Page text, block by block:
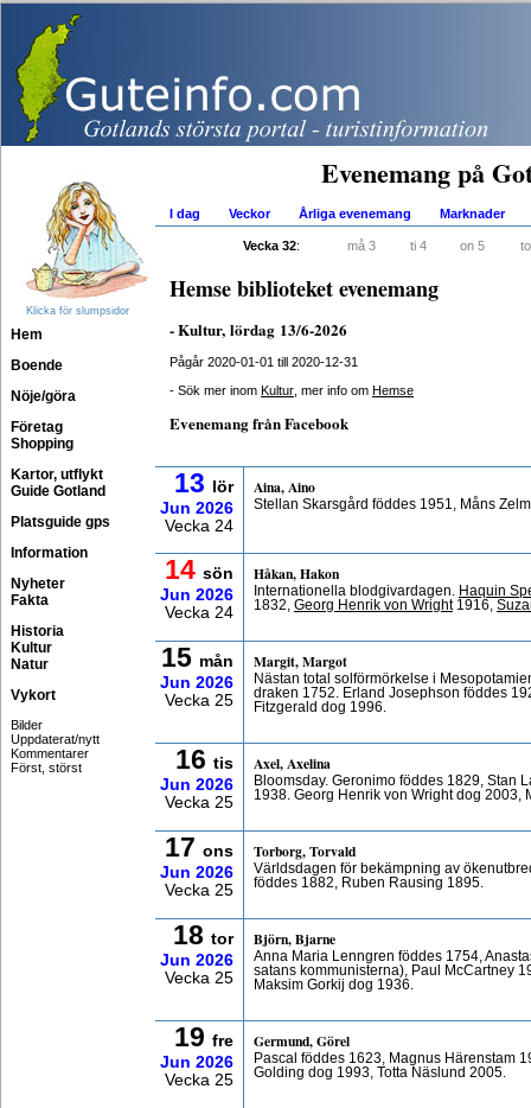
Klicka för slumpsidor
Hem
Boende
Nöje/göra
Företag
Shopping
Kartor, utflykt
Guide Gotland
Platsguide gps
Information
Nyheter
Fakta
Historia
Kultur
Natur
Vykort
Bilder
Uppdaterat/nytt
Kommentarer
Först, störst
Evenemang på
I dag Veckor Årliga evenemang Marknader
Vecka 32: må 3 ti 4 on 5
Hemse biblioteket evenemang
- Kultur, lördag 13/6-2026
Pågår 2020-01-01 till 2020-12-31
- Sök mer inom Kultur , mer info om Hemse
Evenemang från Facebook
13
lör
Jun 2026
Vecka 24
Aina, Aino
Stellan Skarsgård föddes 1951, Måns
14 sön
Jun 2026
Vecka 24
Håkan, Hakon
Internationella blodgivardagen.
Haquin
1832, Georg Henrik von Wright1916,
15 mån
Jun 2026
Vecka 25
Margit, Margot
Nästan total solförmörkelse i
draken 1752. Erland Josephson föddes
Fitzgerald dog 1996.
16 tis
Jun 2026
Vecka 25
Axel, Axelina
Bloomsday. Geronimo föddes 1829, Stan
1938. Georg Henrik von Wright dog 2003,
17 ons
Jun 2026
Vecka 25
Torborg, Torvald
Världsdagen för bekämpning av
föddes 1882, Ruben Rausing 1895.
18 tor
Jun 2026
Vecka 25
Björn, Bjarne
Anna Maria Lenngren föddes 1754,
satans kommunisterna), Paul McCartney
Maksim Gorkij dog 1936.
19 fre
Jun 2026
Vecka 25
Germund, Görel
Pascal föddes 1623, Magnus Härenstam
Golding dog 1993, Totta Näslund 2005.